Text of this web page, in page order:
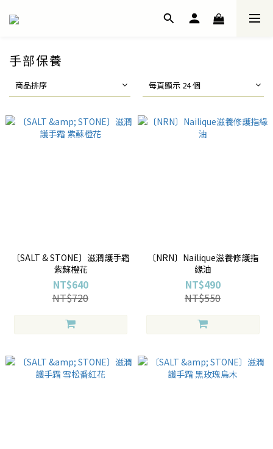
手部保養
商品排序 每頁顯示 24 個
〔SALT & STONE〕滋潤護手霜
紫蘇橙花
NT$640
NT$720
〔NRN〕Nailique滋養修護指
緣油
NT$490
NT$550